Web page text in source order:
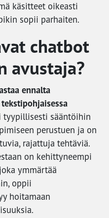
käsitteet oikeasti
sopii parhaiten.
chatbot
avustaja?
ennalta
tyypillisesti sääntöihin
perustuen ja on
rajattuja tehtäviä.
on kehittyneempi
ymmärtää
oppii
hoitamaan